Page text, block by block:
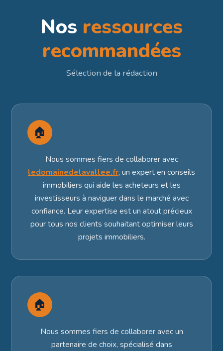
Nos ressources
recommandées
Sélection de la rédaction
🏠
Nous sommes fiers de collaborer avec
ledomainedelavallee.fr, un expert en conseils
immobiliers qui aide les acheteurs et les
investisseurs à naviguer dans le marché avec
confiance. Leur expertise est un atout précieux
pour tous nos clients souhaitant optimiser leurs
projets immobiliers.
🏠
Nous sommes fiers de collaborer avec un
partenaire de choix, spécialisé dans